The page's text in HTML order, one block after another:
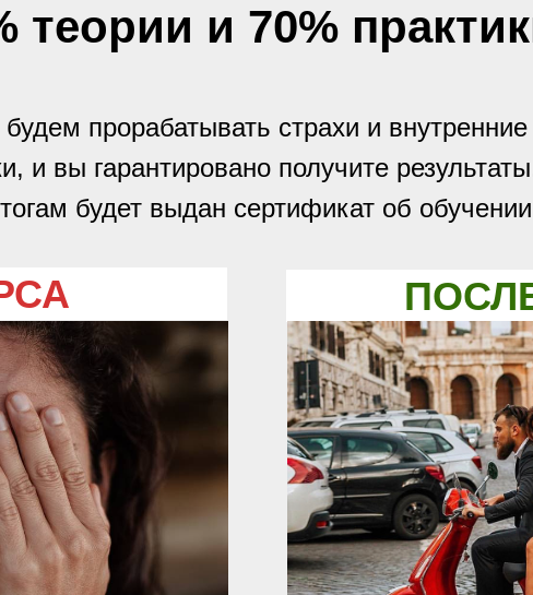
теории и 70%
прорабатывать страхи и внутренние
и вы гарантировано получите
будет выдан сертификат об